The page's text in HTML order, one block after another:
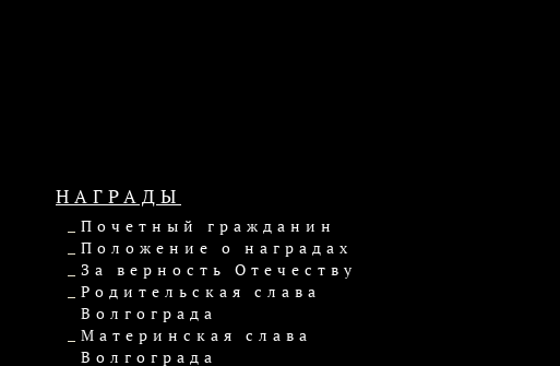
НАГРАДЫ
Почетный гражданин
Положение о наградах
За верность Отечеству
Родительская слава
Волгограда
Материнская слава
Волгограда